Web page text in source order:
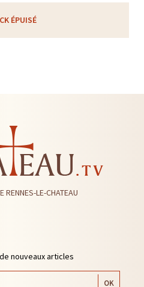
ÉPUISÉ
RENNES-LE-CHATEAU
nouveaux articles